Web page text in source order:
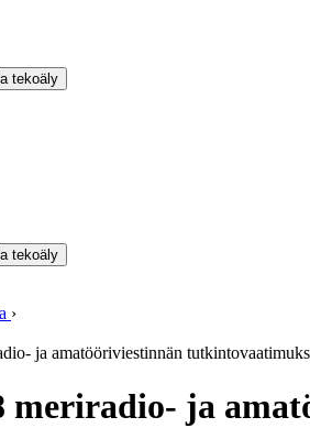
tekoäly
tekoäly
›
ja amatööriviestinnän
meriradio- ja